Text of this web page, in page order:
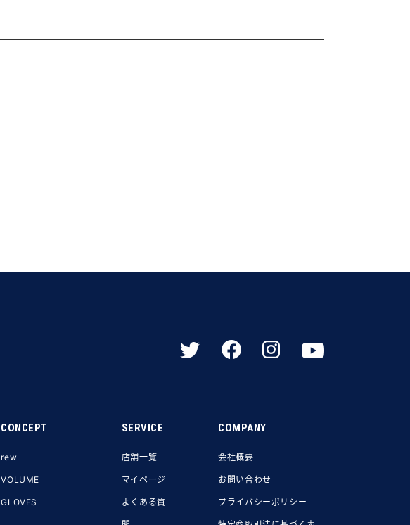
CONCEPT
rew
VOLUME
GLOVES
SERVICE
店舗一覧
マイページ
よくある質
COMPANY
会社概要
お問い合わせ
プライバシーポリシー